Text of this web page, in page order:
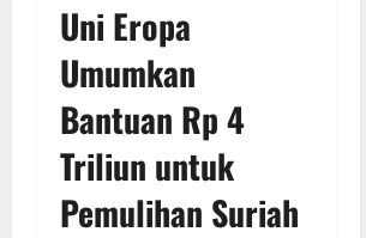
Uni Eropa
Umumkan
Bantuan Rp 4
Triliun untuk
Pemulihan Suriah